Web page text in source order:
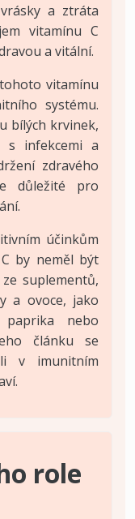
a ztráta
vitamínu C
a vitální.
vitamínu
systému.
bílých krvinek,
s infekcemi a
zdravého
důležité pro
účinkům
by neměl být
suplementů,
a ovoce, jako
nebo
článku se
v imunitním
role